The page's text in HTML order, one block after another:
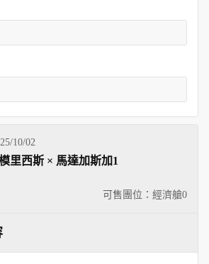
10/02
可售團位：經濟艙0
里西斯 × 馬達加斯加1